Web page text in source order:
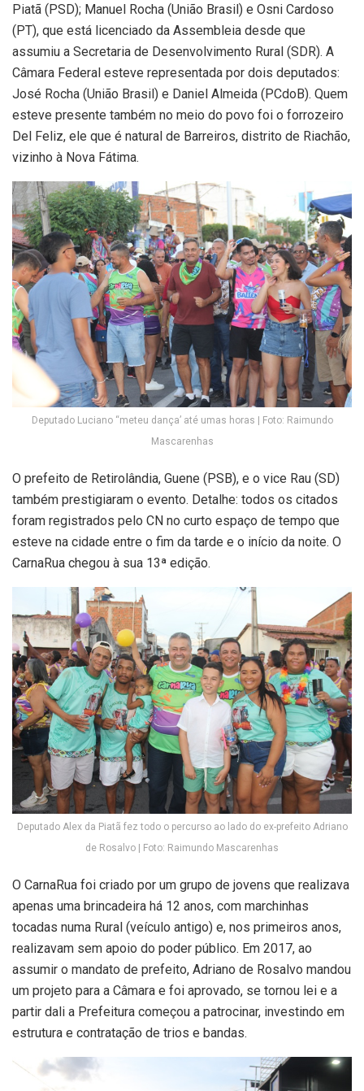
Piatã (PSD); Manuel Rocha (União Brasil) e Osni Cardoso
(PT), que está licenciado da Assembleia desde que
assumiu a Secretaria de Desenvolvimento Rural (SDR). A
Câmara Federal esteve representada por dois deputados:
José Rocha (União Brasil) e Daniel Almeida (PCdoB). Quem
esteve presente também no meio do povo foi o forrozeiro
Del Feliz, ele que é natural de Barreiros, distrito de Riachão,
vizinho à Nova Fátima.
Deputado Luciano “meteu dança’ até umas horas | Foto: Raimundo
Mascarenhas
O prefeito de Retirolândia, Guene (PSB), e o vice Rau (SD)
também prestigiaram o evento. Detalhe: todos os citados
foram registrados pelo CN no curto espaço de tempo que
esteve na cidade entre o fim da tarde e o início da noite. O
CarnaRua chegou à sua 13ª edição.
Deputado Alex da Piatã fez todo o percurso ao lado do ex-prefeito Adriano
de Rosalvo | Foto: Raimundo Mascarenhas
O CarnaRua foi criado por um grupo de jovens que realizava
apenas uma brincadeira há 12 anos, com marchinhas
tocadas numa Rural (veículo antigo) e, nos primeiros anos,
realizavam sem apoio do poder público. Em 2017, ao
assumir o mandato de prefeito, Adriano de Rosalvo mandou
um projeto para a Câmara e foi aprovado, se tornou lei e a
partir dali a Prefeitura começou a patrocinar, investindo em
estrutura e contratação de trios e bandas.